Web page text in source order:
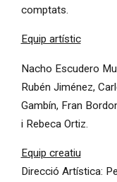
comptats.
Equip artístic
Nacho Escudero
Rubén Jiménez,
Gambín, Fran
i Rebeca Ortiz.
Equip creatiu
Direcció Artística: